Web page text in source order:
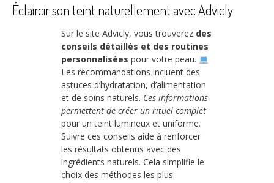
Éclaircir son teint naturellement avec Advicly
Sur le site Advicly, vous trouverez des
conseils détaillés et des routines
personnalisées pour votre peau.
Les recommandations incluent des
astuces d’hydratation, d’alimentation
et de soins naturels. Ces informations
permettent de créer un rituel complet
pour un teint lumineux et uniforme.
Suivre ces conseils aide à renforcer
les résultats obtenus avec des
ingrédients naturels. Cela simplifie le
choix des méthodes les plus